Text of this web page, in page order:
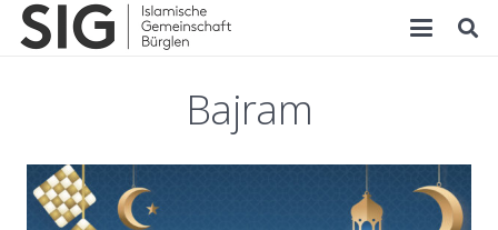
Bajram